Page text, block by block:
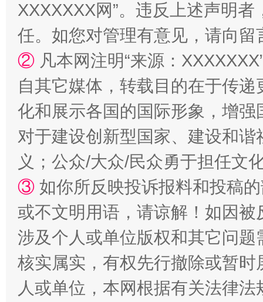
网上购药对药下症？
XXXXXXX网”。违反上述声明
任。如您对管理有意见，请向
② 凡本网注明“来源：
自其它媒体，转载目的在于传
化和展示各国的国际形象，增
对于建设创新型国家、建设和
义；公众/大众/民众勇于担任文
③ 如你所反映投诉报料和投稿
或不文明用语，请谅解！如因
涉及个人或单位版权和其它问题
核实属实，有权先行撤除或暂
人或单位，本网根据有关法律